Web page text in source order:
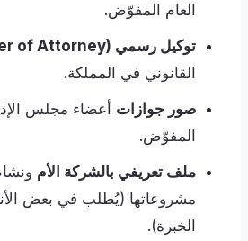
العام المفوّض.
توكيل رسمي (Power of Attorney)
القانوني في المملكة.
صور جوازات أعضاء مجلس
المفوّض.
ملف تعريفي بالشركة الأم
مشروعاتها (يُطلب في بعض
الخبرة).